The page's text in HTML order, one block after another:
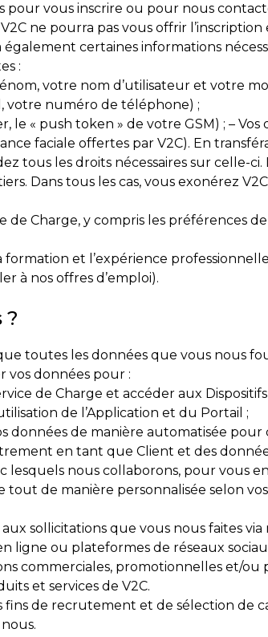
vous inscrire ou pour nous
ne pourra pas vous offrir
certaines informations
:
votre nom d’utilisateur et votre
votre numéro de téléphone) ;
« push token » de votre GSM) ; –
faciale offertes par V2C). En
tous les droits nécessaires sur celle-
Dans tous les cas, vous exonérez
Charge, y compris les préférences
et l’expérience
à nos offres d’emploi).
?
toutes les données que vous nous
vos données pour :
de Charge et accéder aux Dispositifs
de l’Application et du Portail ;
données de manière automatisée
en tant que Client et des
lesquels nous collaborons, pour vous
de manière personnalisée selon
sollicitations que vous nous faites via
ligne ou plateformes de réseaux
commerciales, promotionnelles et/
et services de V2C.
de recrutement et de sélection de